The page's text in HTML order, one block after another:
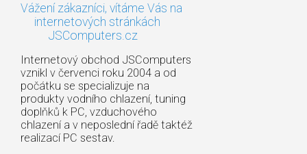
Vážení zákazníci, vítáme Vás na
internetových stránkách
JSComputers.cz
Internetový obchod JSComputers
vznikl v červenci roku 2004 a od
počátku se specializuje na
produkty vodního chlazení, tuning
doplňků k PC, vzduchového
chlazení a v neposlední řadě taktéž
realizací PC sestav.